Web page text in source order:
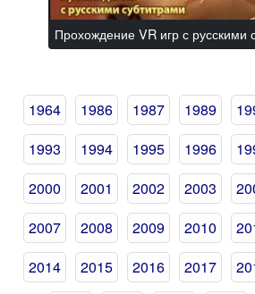
Прохождение VR игр с русскими
1964 1986 1987 1989
1993
1994 1995 1996
2000
2001 2002 2003
2007
2008 2009 2010
2014
2015 2016 2017